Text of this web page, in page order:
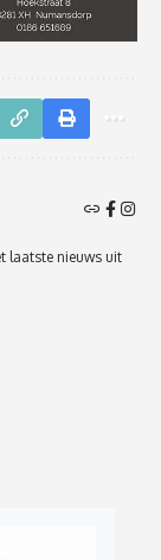
laatste nieuws uit